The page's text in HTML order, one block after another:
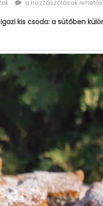
krémes
laktózmentesen
a hozzászólások
kis csoda: a sütőben